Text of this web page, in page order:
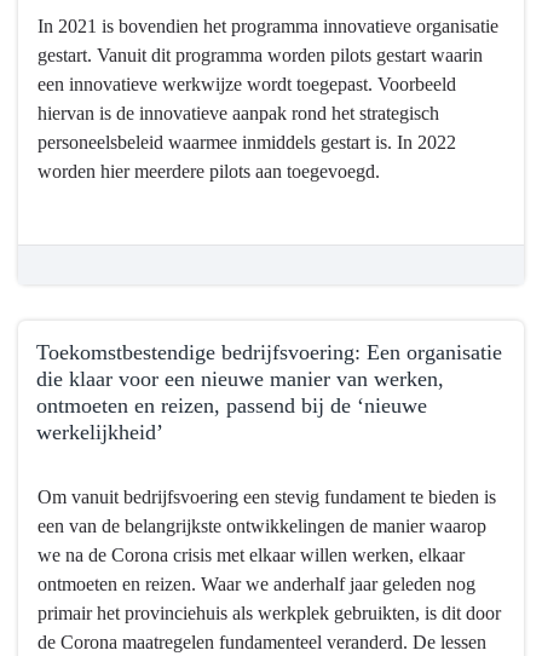
samenwerking
met
partners
een
organisatie
optimaal
ondersteunt
In 2021 is bovendien het programma innovatieve organisatie
gestart. Vanuit dit programma worden pilots gestart waarin
een innovatieve werkwijze wordt toegepast. Voorbeeld
hiervan is de innovatieve aanpak rond het strategisch
personeelsbeleid waarmee inmiddels gestart is. In 2022
worden hier meerdere pilots aan toegevoegd.
Toekomstbestendige bedrijfsvoering: Een organisatie
die klaar voor een nieuwe manier van werken,
ontmoeten en reizen, passend bij de ‘nieuwe
werkelijkheid’
naar
navigatie
Bedrijfsvoering
Wat
Om vanuit bedrijfsvoering een stevig fundament te bieden is
een van de belangrijkste ontwikkelingen de manier waarop
we na de Corona crisis met elkaar willen werken, elkaar
ontmoeten en reizen. Waar we anderhalf jaar geleden nog
primair het provinciehuis als werkplek gebruikten, is dit door
de Corona maatregelen fundamenteel veranderd. De lessen